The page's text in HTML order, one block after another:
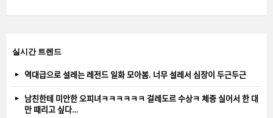
실시간 트렌드
역대급으로 설레는 레전드 일화 모아봄. 너무 설레서 심장이 두근두근
남친한테 미안한 오피녀ㅋㅋㅋㅋㅋㅋ 걸레도르 수상ㅋ 체중 실어서 한 대
만 때리고 싶다…